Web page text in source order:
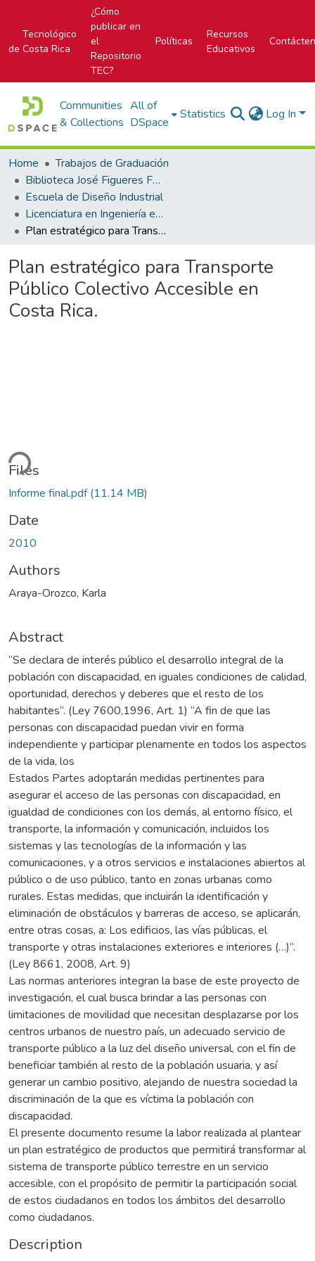
Tecnológico
de Costa Rica
¿Cómo
publicar en
el
Repositorio
TEC?
Políticas
Recursos
Educativos
Communities
& Collections
All of
DSpace
Statistics Log In
Home
Trabajos de Graduación
Biblioteca José Figueres Ferrer
Escuela de Diseño Industrial
Licenciatura en Ingeniería en Diseño Industrial
Plan estratégico para Transporte Público Colectivo Accesible en Costa Rica.
Plan estratégico para Transporte
Público Colectivo Accesible en
Costa Rica.
Files
Informe final.pdf(11.14 MB)
Date
2010
Authors
Araya-Orozco, Karla
Abstract
“Se declara de interés público el desarrollo integral de la
población con discapacidad, en iguales condiciones de calidad,
oportunidad, derechos y deberes que el resto de los
habitantes“. (Ley 7600,1996, Art. 1) “A fin de que las
personas con discapacidad puedan vivir en forma
independiente y participar plenamente en todos los aspectos
de la vida, los
Estados Partes adoptarán medidas pertinentes para
asegurar el acceso de las personas con discapacidad, en
igualdad de condiciones con los demás, al entorno físico, el
transporte, la información y comunicación, incluidos los
sistemas y las tecnologías de la información y las
comunicaciones, y a otros servicios e instalaciones abiertos al
público o de uso público, tanto en zonas urbanas como
rurales. Estas medidas, que incluirán la identificación y
eliminación de obstáculos y barreras de acceso, se aplicarán,
entre otras cosas, a: Los edificios, las vías públicas, el
transporte y otras instalaciones exteriores e interiores (…)“.
(Ley 8661, 2008, Art. 9)
Las normas anteriores integran la base de este proyecto de
investigación, el cual busca brindar a las personas con
limitaciones de movilidad que necesitan desplazarse por los
centros urbanos de nuestro país, un adecuado servicio de
transporte público a la luz del diseño universal, con el fin de
beneficiar también al resto de la población usuaria, y así
generar un cambio positivo, alejando de nuestra sociedad la
discriminación de la que es víctima la población con
discapacidad.
El presente documento resume la labor realizada al plantear
un plan estratégico de productos que permitirá transformar al
sistema de transporte público terrestre en un servicio
accesible, con el propósito de permitir la participación social
de estos ciudadanos en todos los ámbitos del desarrollo
como ciudadanos.
Description